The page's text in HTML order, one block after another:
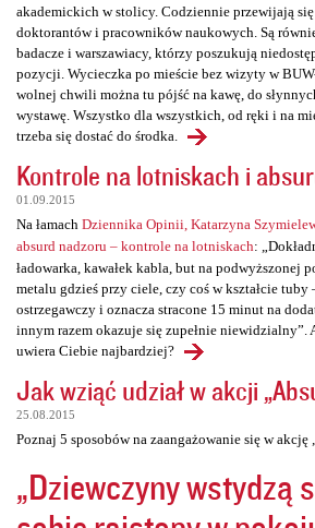
akademickich w stolicy. Codziennie przewijają
doktorantów i pracowników naukowych. Są
badacze i warszawiacy, którzy poszukują
pozycji. Wycieczka po mieście bez wizyty w
wolnej chwili można tu pójść na kawę, do
wystawę. Wszystko dla wszystkich, od ręki i na
trzeba się dostać do środka.
Kontrole na lotniskach i
01.09.2015
Na łamach Dziennika Opinii, Katarzyna
absurd nadzoru – kontrole na lotniskach:
ładowarka, kawałek kabla, but na podwyższonej
metalu gdzieś przy ciele, czy coś w kształcie tuby
ostrzegawczy i oznacza stracone 15 minut na
innym razem okazuje się zupełnie niewidzialny”.
uwiera Ciebie najbardziej?
Jak wziąć udział w akcji
25.08.2015
Poznaj 5 sposobów na zaangażowanie się w akcję
„Dziewczyny wstydzą